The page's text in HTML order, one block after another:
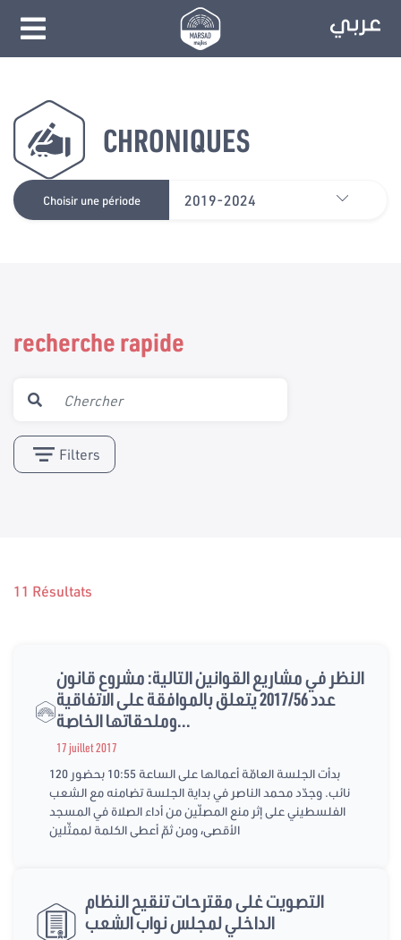
CHRONIQUES
Choisir une période 2019-2024
recherche rapide
Filters
11 Résultats
النظر في مشاريع القوانين التالية: مشروع قانون
عدد 2017/56 يتعلق بالموافقة على الاتفاقية
وملحقاتها الخاصة...
17 juillet 2017
بدأت الجلسة العامّة أعمالها على الساعة 10:55 بحضور 120
نائب. وجدّد محمد الناصر في بداية الجلسة تضامنه مع الشعب
الفلسطيني على إثر منع المصلّين من أداء الصلاة في المسجد
الأقصى، ومن ثمّ أعطى الكلمة لممثّلين
التصويت غلى مقترحات تنقيح النظام
الداخلي لمجلس نواب الشعب